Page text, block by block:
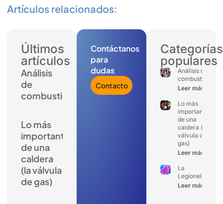
Artículos relacionados:
Últimos
artículos
Análisis
de
combustión
Lo más
importante
de una
caldera
(la válvula
de gas)
Contáctanos
para
dudas
Contacto
Categorías
populares
Análisis de
combustión
Leer más
Lo más
importante
de una
caldera (la
válvula de
gas)
Leer más
La
Legionela
Leer más